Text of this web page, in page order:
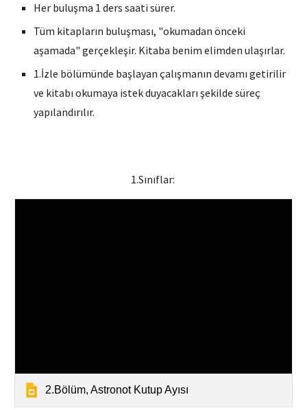
Her buluşma 1 ders saati sürer.
Tüm kitapların buluşması, "okumadan önceki
aşamada" gerçekleşir. Kitaba benim elimden ulaşırlar.
1.İzle bölümünde başlayan çalışmanın devamı getirilir
ve kitabı okumaya istek duyacakları şekilde süreç
yapılandırılır.
1.Sınıflar:
2.Bölüm, Astronot Kutup Ayısı